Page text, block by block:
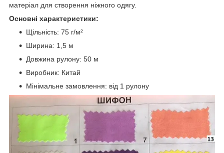
матеріал для створення ніжного одягу.
Основні характеристики:
Щільність: 75 г/м²
Ширина: 1,5 м
Довжина рулону: 50 м
Виробник: Китай
Мінімальне замовлення: від 1 рулону